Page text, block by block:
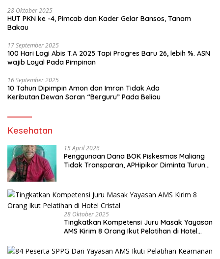
28 Oktober 2025
HUT PKN ke -4, Pimcab dan Kader Gelar Bansos, Tanam
Bakau
17 September 2025
100 Hari Lagi Abis T.A 2025 Tapi Progres Baru 26, lebih %. ASN
wajib Loyal Pada Pimpinan
16 September 2025
10 Tahun Dipimpin Amon dan Imran Tidak Ada
Keributan.Dewan Saran “Berguru” Pada Beliau
Kesehatan
15 April 2026
Penggunaan Dana BOK Piskesmas Maliang
Tidak Transparan, APHipikor Diminta Turun
28 Oktober 2025
Tingkatkan Kompetensi Juru Masak Yayasan
AMS Kirim 8 Orang Ikut Pelatihan di Hotel